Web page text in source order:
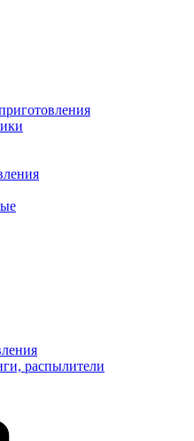
распылители